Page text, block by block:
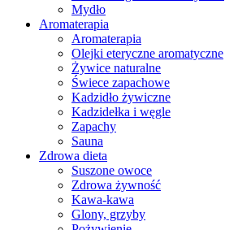
Mydło
Aromaterapia
Aromaterapia
Olejki eteryczne aromatyczne
Żywice naturalne
Świece zapachowe
Kadzidło żywiczne
Kadzidełka i węgle
Zapachy
Sauna
Zdrowa dieta
Suszone owoce
Zdrowa żywność
Kawa-kawa
Glony, grzyby